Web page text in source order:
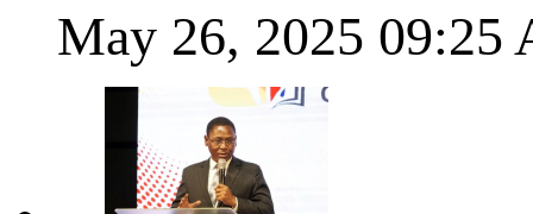
May 26, 2025 09:25